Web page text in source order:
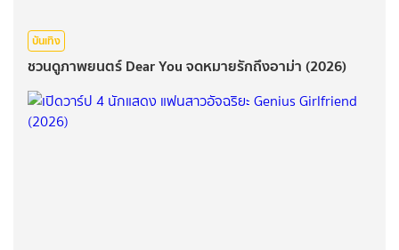
บันเทิง
ชวนดูภาพยนตร์ Dear You จดหมายรักถึงอาม่า (2026)